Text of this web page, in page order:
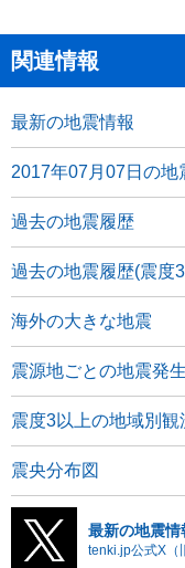
関連情報
最新の地震情報
2017年07月07日の地
過去の地震履歴
過去の地震履歴(震度
海外の大きな地震
震源地ごとの地震発
震度3以上の地域別観
震央分布図
最新の地震情
tenki.jp公式X（